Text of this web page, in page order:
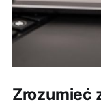
Zrozumieć